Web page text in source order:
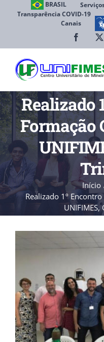
BRASIL
Transparência COVID-19
Canais
Realizado
Formação
Início
Realizado 1º